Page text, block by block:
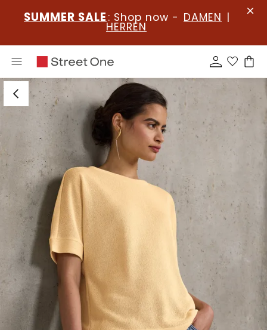
SUMMER SALE : Shop now - DAMEN |
HERREN